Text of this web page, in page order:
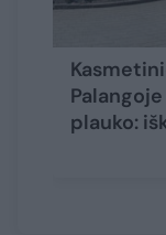
plauko: